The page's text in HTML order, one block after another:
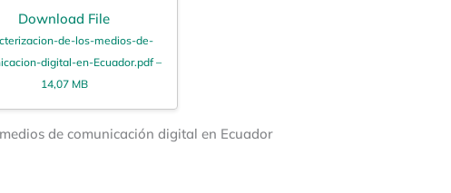
Download File
de-los-medios-de-
digital-en-Ecuador.pdf –
14,07 MB
de comunicación digital en Ecuador